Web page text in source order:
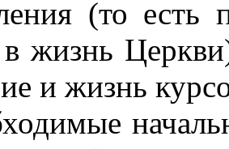
(то есть
жизнь
и жизнь